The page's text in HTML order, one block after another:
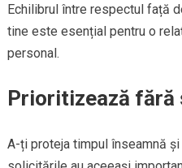
Echilibrul între respectul față
tine este esențial pentru o
personal.
Prioritizează fără
A-ți proteja timpul înseamnă